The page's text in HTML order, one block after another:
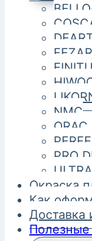
NMC
ORAC
PRO
Окраска
Как
Доставка
Полезные